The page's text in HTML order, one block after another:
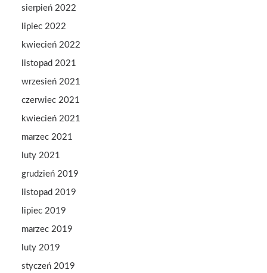
sierpień 2022
lipiec 2022
kwiecień 2022
listopad 2021
wrzesień 2021
czerwiec 2021
kwiecień 2021
marzec 2021
luty 2021
grudzień 2019
listopad 2019
lipiec 2019
marzec 2019
luty 2019
styczeń 2019